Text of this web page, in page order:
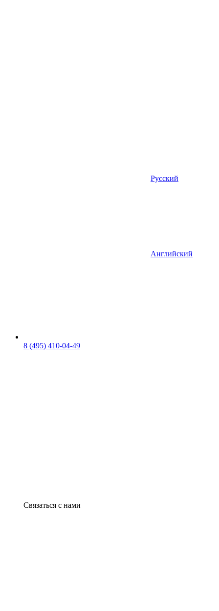
Русский
Английский
8 (495) 410-04-49
Связаться с нами